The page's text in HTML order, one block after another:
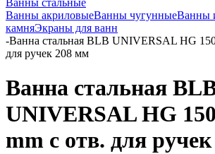
Ванны стальные
Ванны акриловыеВанны чугунныеВанны
камняЭкраны для ванн
-Ванна стальная BLB UNIVERSAL HG
для ручек 208 мм
Ванна стальная
UNIVERSAL HG
mm с отв. для